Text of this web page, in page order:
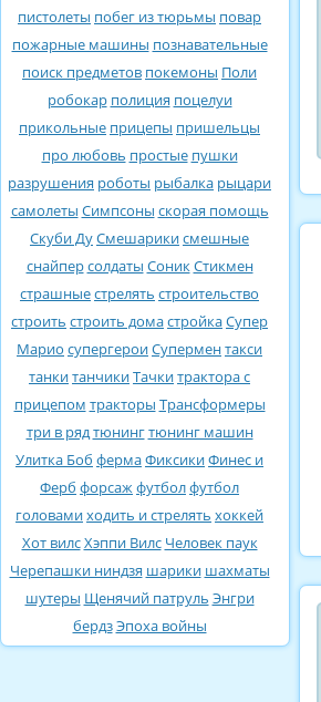
пистолеты побег из тюрьмы повар
пожарные машины познавательные
поиск предметов покемоны Поли
робокар полиция поцелуи
прикольные прицепы пришельцы
про любовь простые пушки
разрушения роботы рыбалка рыцари
самолеты Симпсоны скорая помощь
Скуби ДуСмешарикисмешные
снайперсолдаты СоникСтикмен
страшныестрелять строительство
строить строить домастройкаСупер
Марио супергероиСуперментакси
танкитанчикиТачкитрактора с
прицепом тракторы Трансформеры
три в рядтюнингтюнинг машин
Улитка Боб фермаФиксикиФинес и
Ферб форсажфутболфутбол
головамиходить и стрелять хоккей
Хот вилсХэппи Вилс Человек паук
Черепашки ниндзя шарики шахматы
шутеры Щенячий патруль Энгри
бердзЭпоха войны